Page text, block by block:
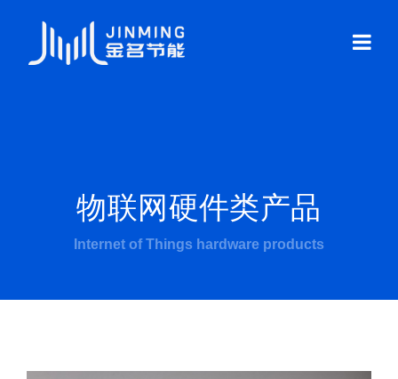
物联网硬件类产品
Internet of Things hardware products